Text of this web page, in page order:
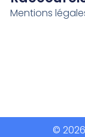
Mentions
©